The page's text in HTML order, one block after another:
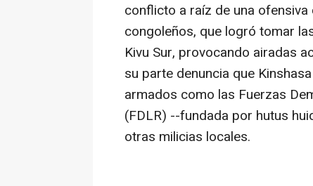
conflicto a raíz de una
congoleños, que logró tomar
Kivu Sur, provocando airadas
su parte denuncia que
armados como las Fuerzas
(FDLR) --fundada por hutus
otras milicias locales.